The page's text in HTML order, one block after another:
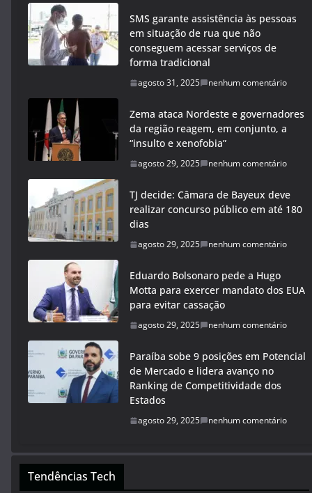
SMS garante assistência às pessoas
em situação de rua que não
conseguem acessar serviços de
forma tradicional
agosto 31, 2025 nenhum comentário
Zema ataca Nordeste e governadores
da região reagem, em conjunto, a
“insulto e xenofobia”
agosto 29, 2025 nenhum comentário
TJ decide: Câmara de Bayeux deve
realizar concurso público em até 180
dias
agosto 29, 2025 nenhum comentário
Eduardo Bolsonaro pede a Hugo
Motta para exercer mandato dos EUA
para evitar cassação
agosto 29, 2025 nenhum comentário
Paraíba sobe 9 posições em Potencial
de Mercado e lidera avanço no
Ranking de Competitividade dos
Estados
agosto 29, 2025 nenhum comentário
Tendências Tech